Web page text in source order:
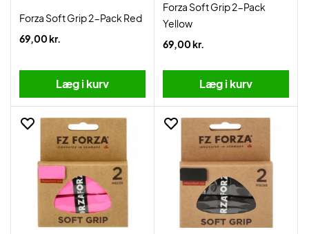
Forza Soft Grip 2-Pack Red
69,00 kr.
Læg i kurv
Forza Soft Grip 2-Pack
Yellow
69,00 kr.
Læg i kurv